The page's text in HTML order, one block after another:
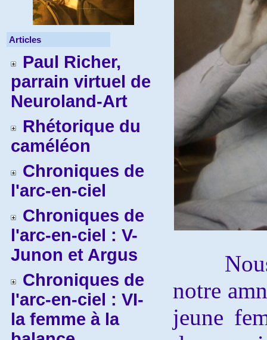
Articles
Paul Richer,
parrain virtuel de
Neuroland-Art
Rhétorique du
caméléon
Chroniques de
l'arc-en-ciel
Chroniques de
l'arc-en-ciel : V-
Junon et Argus
Chroniques de
l'arc-en-ciel : VI-
la femme à la
Nous
notre
jeune